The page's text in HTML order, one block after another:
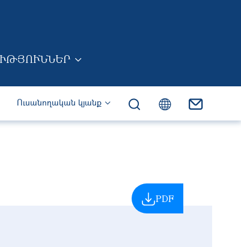
Ուսանողական կյանք
PDF